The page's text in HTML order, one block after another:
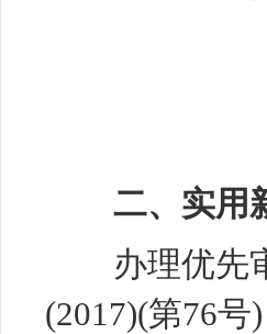
二、实用
办理优先审
(2017)(第76